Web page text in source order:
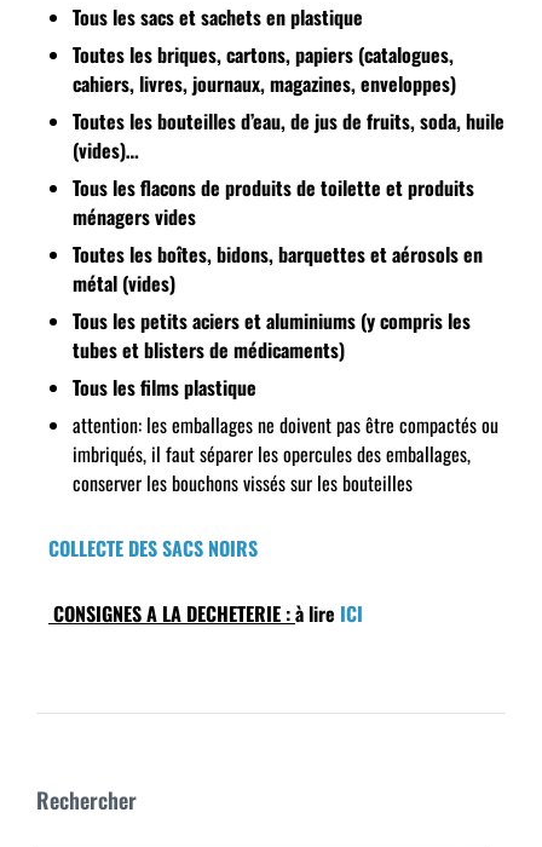
Tous les sacs et sachets en plastique
Toutes les briques, cartons, papiers (catalogues,
cahiers, livres, journaux, magazines, enveloppes)
Toutes les bouteilles d’eau, de jus de fruits, soda, huile
(vides)…
Tous les flacons de produits de toilette et produits
ménagers vides
Toutes les boîtes, bidons, barquettes et aérosols en
métal (vides)
Tous les petits aciers et aluminiums (y compris les
tubes et blisters de médicaments)
Tous les films plastique
attention: les emballages ne doivent pas être compactés ou
imbriqués, il faut séparer les opercules des emballages,
conserver les bouchons vissés sur les bouteilles
COLLECTE DES SACS NOIRS
CONSIGNES A LA DECHETERIE :à lire ICI
Rechercher